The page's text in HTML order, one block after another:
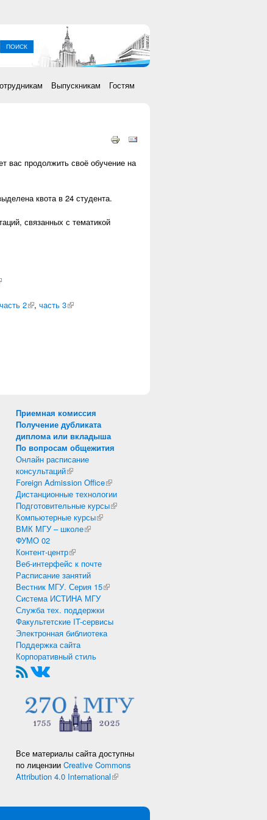
Выпускникам Гостям
вас продолжить своё обучение на
квота в 24 студента.
связанных с тематикой
ссылка)
ссылка)
часть 2(внешняя ссылка)
, часть 3(внешняя ссылка)
Приемная комиссия
Получение дубликата
диплома или вкладыша
По вопросам общежития
Онлайн расписание
консультаций(внешняя ссылка)
Foreign Admission Office(внешняя ссылка)
Дистанционные технологии
Подготовительные курсы(внешняя ссылка)
Компьютерные курсы(внешняя ссылка)
ВМК МГУ – школе(внешняя ссылка)
ФУМО 02
Контент-центр(внешняя ссылка)
Веб-интерфейс к почте
Расписание занятий
Вестник МГУ. Серия 15(внешняя ссылка)
Система ИСТИНА МГУ
Служба тех. поддержки
Факультетские IT-сервисы
Электронная библиотека
Поддержка сайта
Корпоративный стиль
Все материалы сайта доступны
по лицензии Creative Commons
Attribution 4.0 International(внешняя ссылка)